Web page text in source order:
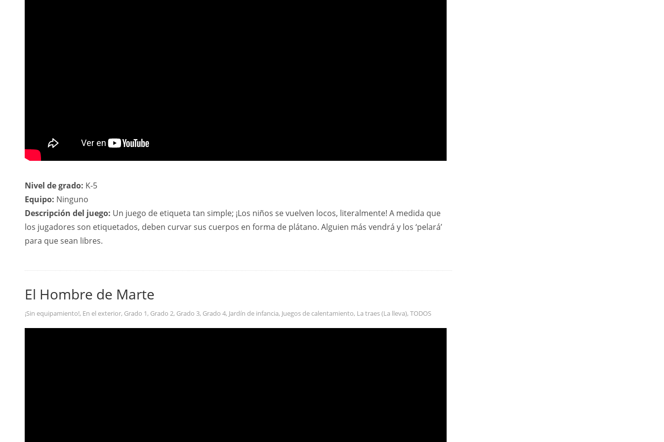
Nivel de grado: K-5
Equipo: Ninguno
Descripción del juego: Un juego de etiqueta tan simple; ¡Los niños se vuelven locos, literalmente! A medida que
los jugadores son etiquetados, deben curvar sus cuerpos en forma de plátano. Alguien más vendrá y los ‘pelará’
para que sean libres.
El Hombre de Marte
¡Sin equipamiento!, En el exterior, Grado 1, Grado 2, Grado 3, Grado 4, Jardín de infancia, Juegos de calentamiento, La traes (La lleva), TODOS